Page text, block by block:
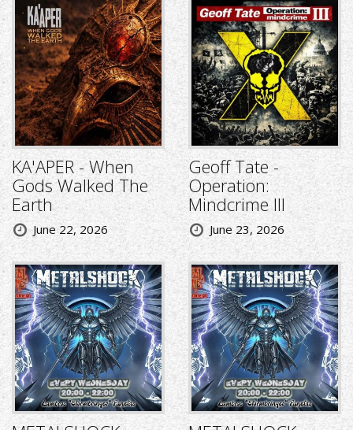
KA'APER - When
Gods Walked The
Earth
June 22, 2026
Geoff Tate -
Operation:
Mindcrime III
June 23, 2026